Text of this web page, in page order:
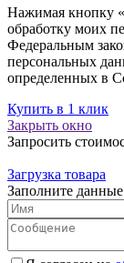
Нажимая кнопку
обработку моих
Федеральным
персональных
определенных в
Купить в 1 клик
Закрыть окно
Запросить
Загрузка товара
Заполните